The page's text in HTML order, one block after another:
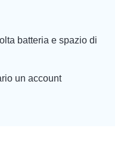
batteria e spazio di
un account